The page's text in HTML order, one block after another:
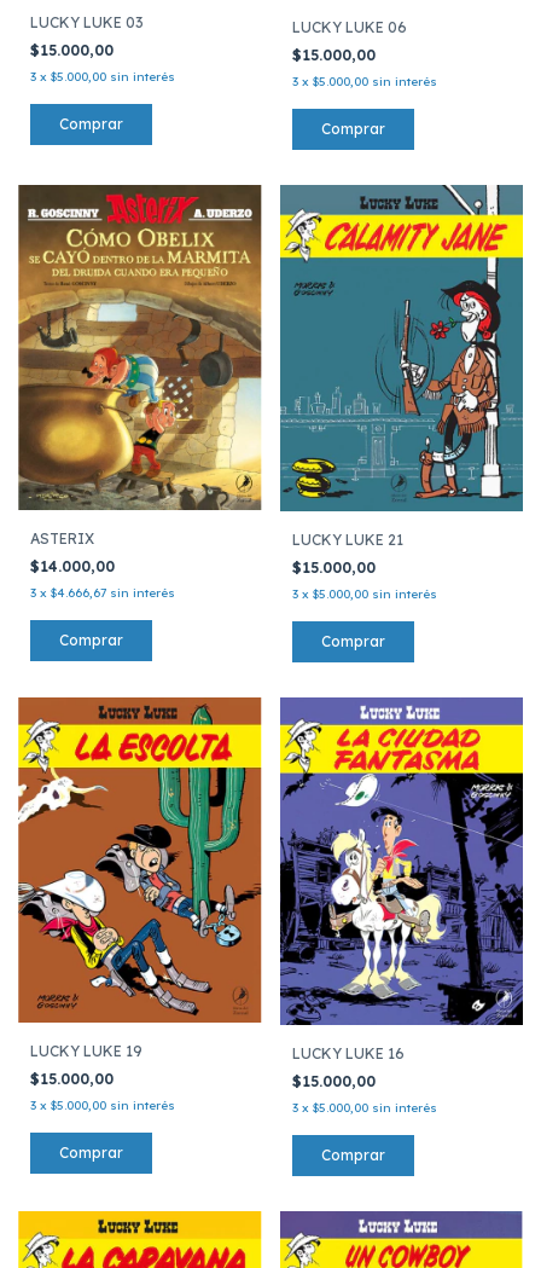
LUCKY LUKE 03
$15.000,00
3 x $5.000,00 sin interés
LUCKY LUKE 06
$15.000,00
3 x $5.000,00 sin interés
ASTERIX
$14.000,00
3 x $4.666,67 sin interés
LUCKY LUKE 21
$15.000,00
3 x $5.000,00 sin interés
LUCKY LUKE 19
$15.000,00
3 x $5.000,00 sin interés
LUCKY LUKE 16
$15.000,00
3 x $5.000,00 sin interés